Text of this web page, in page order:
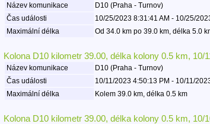
Název komunikace D10 (Praha - Turnov)
Čas události
10/25/2023 8:31:41 AM - 10/25/
Maximální délka
Od 34.0 km po 39.0 km, délka 5.0
Kolona D10 kilometr 39.00, délka kolony 0.5 km, 10/
Název komunikace D10 (Praha - Turnov)
Čas události
10/11/2023 4:50:13 PM - 10/11/
Maximální délka
Kolem 39.0 km, délka 0.5 km
Kolona D10 kilometr 39.00, délka kolony 0.5 km, 10/